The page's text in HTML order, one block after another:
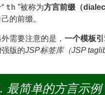
th ”被称为方言前缀（
己的前缀。
外需要注意的是， 一个模板
版的JSP标签库（JSP
最简单的方言示